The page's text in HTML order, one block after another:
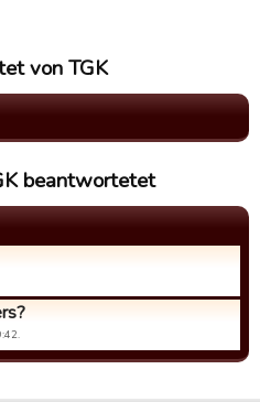
von TGK
beantwortetet